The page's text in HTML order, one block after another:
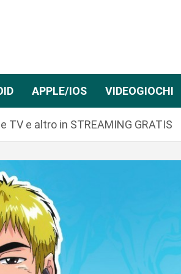
APPLE/IOS VIDEOGIOCHI
TV e altro in STREAMING GRATIS